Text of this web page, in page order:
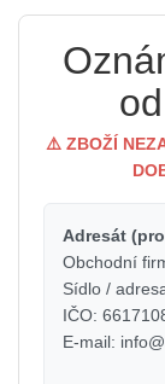
⚠️ ZBOŽÍ
Adresát
Obchodní
Sídlo /
IČO:
E-mail: